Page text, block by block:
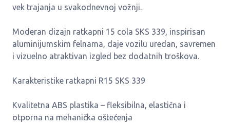
vek trajanja u svakodnevnoj vožnji.
Moderan dizajn ratkapni 15 cola SKS 339, inspirisan
aluminijumskim felnama, daje vozilu uredan, savremen
i vizuelno atraktivan izgled bez dodatnih troškova.
Karakteristike ratkapni R15 SKS 339
Kvalitetna ABS plastika – fleksibilna, elastična i
otporna na mehanička oštećenja